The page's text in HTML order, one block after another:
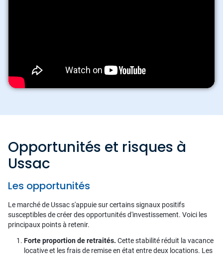
Opportunités et risques à
Ussac
Les opportunités
Le marché de Ussac s'appuie sur certains signaux positifs
susceptibles de créer des opportunités d'investissement. Voici les
principaux points à retenir.
Forte proportion de retraités. Cette stabilité réduit la vacance
locative et les frais de remise en état entre deux locations. Les